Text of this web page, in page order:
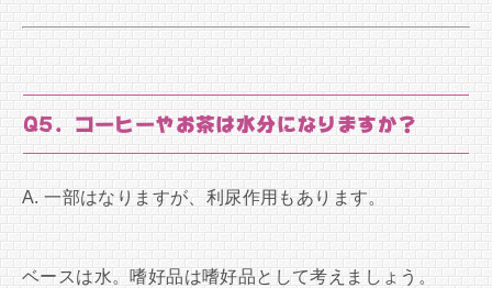
Q5. コーヒーやお茶は水分になりますか？
A. 一部はなりますが、利尿作用もあります。
ベースは水。嗜好品は嗜好品として考えましょう。